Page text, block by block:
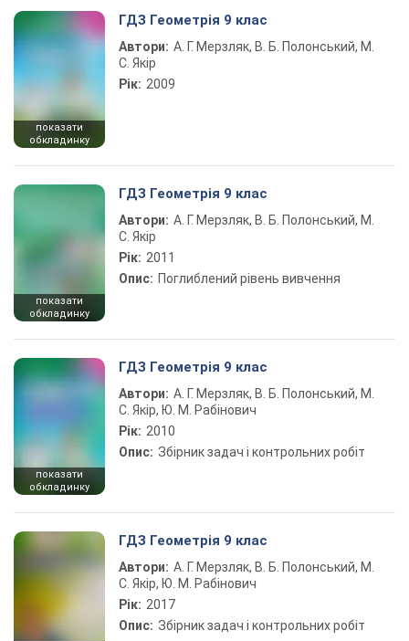
показати
обкладинку
ГДЗ Геометрія 9 клас
Автори: А. Г. Мерзляк, В. Б. Полонський, М.
С. Якір
Рік: 2009
показати
обкладинку
ГДЗ Геометрія 9 клас
Автори: А. Г. Мерзляк, В. Б. Полонський, М.
С. Якір
Рік: 2011
Опис: Поглиблений рівень вивчення
показати
обкладинку
ГДЗ Геометрія 9 клас
Автори: А. Г. Мерзляк, В. Б. Полонський, М.
С. Якір, Ю. М. Рабінович
Рік: 2010
Опис: Збірник задач і контрольних робіт
ГДЗ Геометрія 9 клас
Автори: А. Г. Мерзляк, В. Б. Полонський, М.
С. Якір, Ю. М. Рабінович
Рік: 2017
Опис: Збірник задач і контрольних робіт